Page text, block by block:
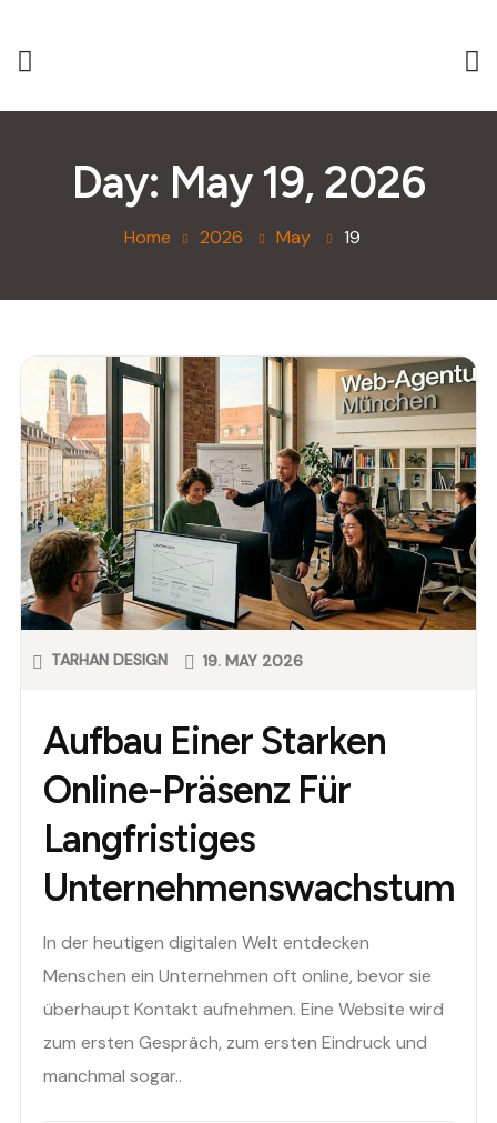
Day: May 19, 2026
Home 2026 May 19
Aufbau Einer Starken
Online-Präsenz Für
Langfristiges
Unternehmenswachstum
TARHAN DESIGN 19. MAY 2026
In der heutigen digitalen Welt entdecken
Menschen ein Unternehmen oft online, bevor sie
überhaupt Kontakt aufnehmen. Eine Website wird
zum ersten Gespräch, zum ersten Eindruck und
manchmal sogar..